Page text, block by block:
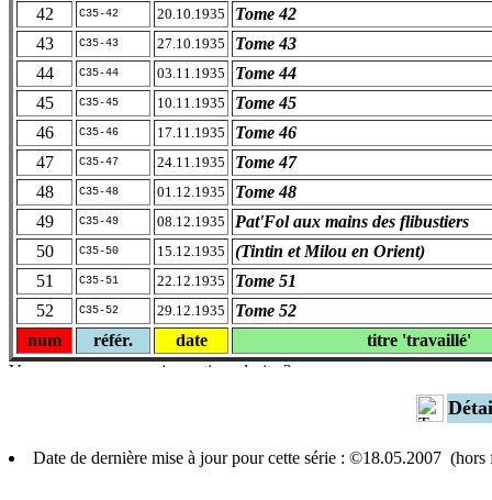
42
C35-42 20.10.1935
Tome 42
43
C35-43 27.10.1935
Tome 43
44
C35-44 03.11.1935
Tome 44
45
C35-45 10.11.1935
Tome 45
46
C35-46 17.11.1935
Tome 46
47
C35-47 24.11.1935
Tome 47
48
C35-48 01.12.1935
Tome 48
49
C35-49 08.12.1935
Pat'Fol aux mains des flibustiers
50
C35-50 15.12.1935
(Tintin et Milou en Orient)
51
C35-51 22.12.1935
Tome 51
52
C35-52 29.12.1935
Tome 52
num
référ. date titre 'travaillé'
Date de dernière mise à jour pour cette série : ©18.05.2007 (hors